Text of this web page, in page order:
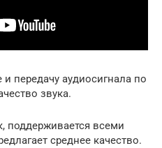
передачу аудиосигнала по
звука.
поддерживается всеми
среднее качество.